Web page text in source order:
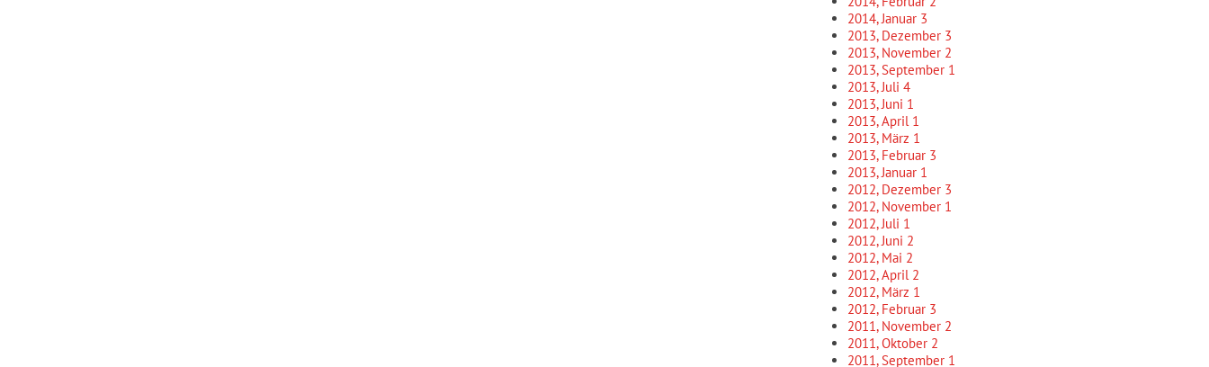
2014, Januar 3
2013, Dezember 3
2013, November 2
2013, September 1
2013, Juli 4
2013, Juni 1
2013, April 1
2013, März 1
2013, Februar 3
2013, Januar 1
2012, Dezember 3
2012, November 1
2012, Juli 1
2012, Juni 2
2012, Mai 2
2012, April 2
2012, März 1
2012, Februar 3
2011, November 2
2011, Oktober 2
2011, September 1